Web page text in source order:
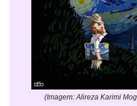
(Imagem: Alireza Karimi